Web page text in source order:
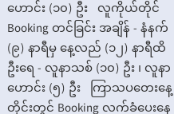
ဟောင်း (၁၀) ဦး လူကိုယ်တိုင်
Booking တင်ခြင်း အချိန် - နံနက်
(၉) နာရီမှ နေ့လည် (၁၂) နာရီထိ
ဦးရေ - လူနာသစ် (၁၀) ဦး ၊ လူနာ
ဟောင်း (၅) ဦး ကြာသပတေးနေ့
တိုင်းတွင် Booking လက်ခံပေးနေ